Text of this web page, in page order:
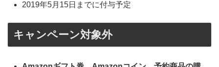
2019年5月15日までに付与予定
キャンペーン対象外